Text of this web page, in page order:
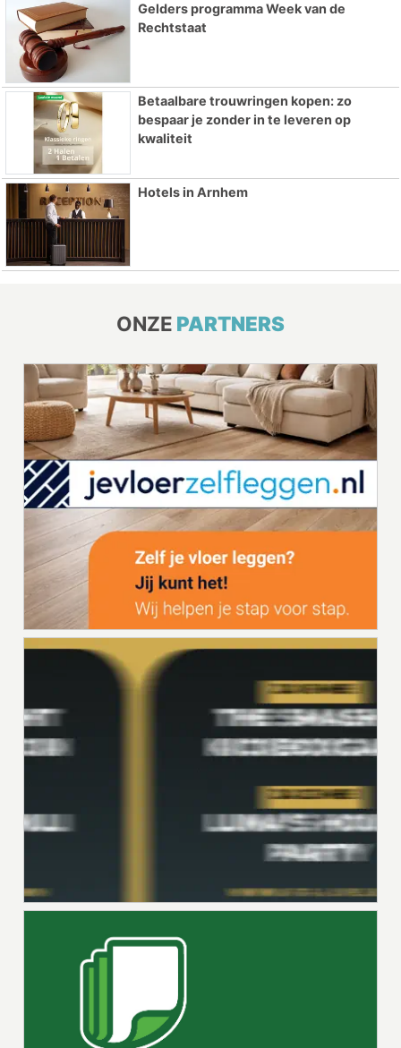
Gelders programma Week van de
Rechtstaat
Betaalbare trouwringen kopen: zo
bespaar je zonder in te leveren op
kwaliteit
Hotels in Arnhem
ONZE PARTNERS